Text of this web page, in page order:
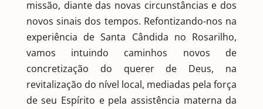
missão, diante das novas circunstâncias e dos
novos sinais dos tempos. Refontizando-nos na
experiência de Santa Cândida no Rosarilho,
vamos intuindo caminhos novos de
concretização do querer de Deus, na
revitalização do nível local, mediadas pela força
de seu Espírito e pela assistência materna da